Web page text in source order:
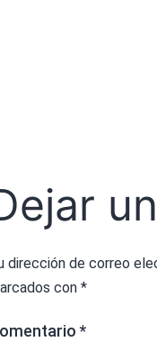
dirección de correo
con *
*